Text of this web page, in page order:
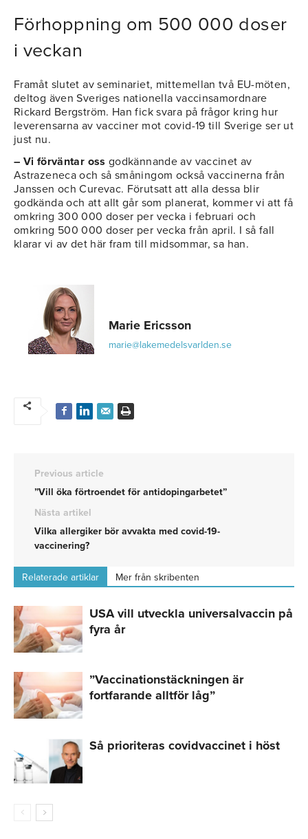
Förhoppning om 500 000 doser
i veckan
Framåt slutet av seminariet, mittemellan två EU-möten,
deltog även Sveriges nationella vaccinsamordnare
Rickard Bergström. Han fick svara på frågor kring hur
leverensarna av vacciner mot covid-19 till Sverige ser ut
just nu.
– Vi förväntar oss godkännande av vaccinet av
Astrazeneca och så småningom också vaccinerna från
Janssen och Curevac. Förutsatt att alla dessa blir
godkända och att allt går som planerat, kommer vi att få
omkring 300 000 doser per vecka i februari och
omkring 500 000 doser per vecka från april. I så fall
klarar vi av det här fram till midsommar, sa han.
Marie Ericsson
marie@lakemedelsvarlden.se
Previous article
”Vill öka förtroendet för antidopingarbetet”
Nästa artikel
Vilka allergiker bör avvakta med covid-19-
vaccinering?
Relaterade artiklar Mer från skribenten
USA vill utveckla universalvaccin på
fyra år
”Vaccinationstäckningen är
fortfarande alltför låg”
Så prioriteras covidvaccinet i höst